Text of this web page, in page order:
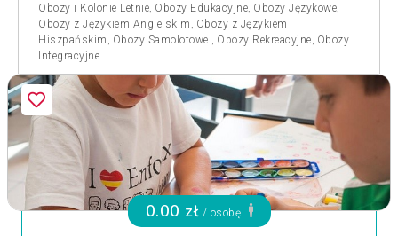
Obozy i Kolonie Letnie, Obozy Edukacyjne, Obozy Językowe,
Obozy z Językiem Angielskim , Obozy z Językiem
Hiszpańskim , Obozy Samolotowe , Obozy Rekreacyjne, Obozy
Integracyjne
0.00 zł / osobę